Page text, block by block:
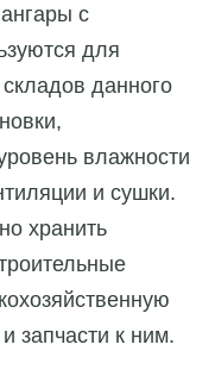
с
для
данного
влажности
и сушки.
хранить
запчасти к ним.